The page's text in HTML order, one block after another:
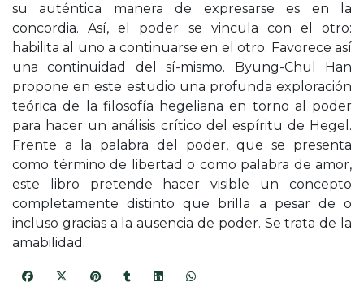
su auténtica manera de expresarse es en la
concordia. Así, el poder se vincula con el otro:
habilita al uno a continuarse en el otro. Favorece así
una continuidad del sí-mismo. Byung-Chul Han
propone en este estudio una profunda exploración
teórica de la filosofía hegeliana en torno al poder
para hacer un análisis crítico del espíritu de Hegel.
Frente a la palabra del poder, que se presenta
como término de libertad o como palabra de amor,
este libro pretende hacer visible un concepto
completamente distinto que brilla a pesar de o
incluso gracias a la ausencia de poder. Se trata de la
amabilidad.